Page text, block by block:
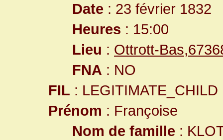
Date : 23 février 1832
Heures : 15:00
Lieu : Ottrott-
FNA : NO
FIL : LEGITIMATE_CHILD
Prénom : Françoise
Nom de famille :